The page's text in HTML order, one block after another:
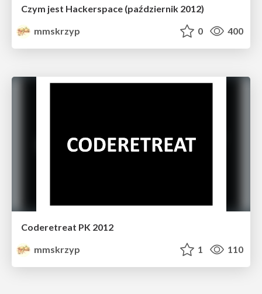
Czym jest Hackerspace (październik 2012)
mmskrzyp
0 400
Coderetreat PK 2012
mmskrzyp
1 110